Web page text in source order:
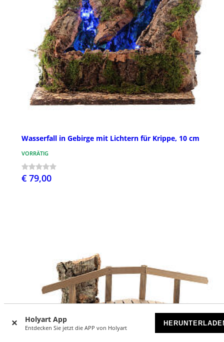
Holyart App
Entdecken Sie jetzt die APP von Holyart
Wasserfall in Gebirge mit Lichtern für Krippe, 10 cm
VORRÄTIG
€ 79,00